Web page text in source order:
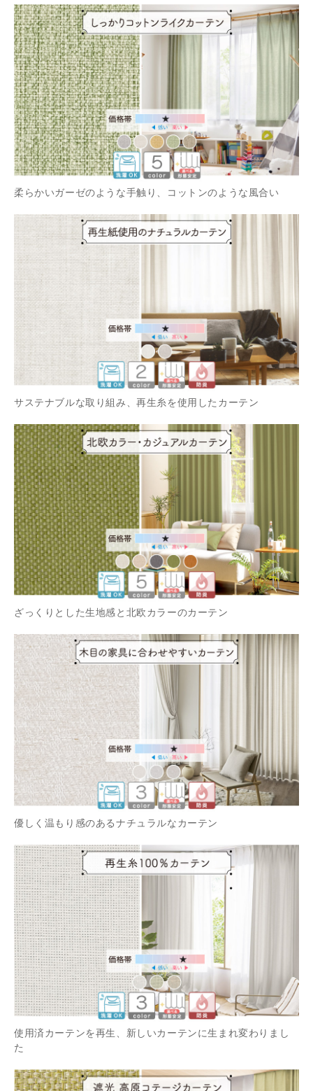
柔らかいガーゼのような手触り、コットンのような風合い
サステナブルな取り組み、再生糸を使用したカーテン
ざっくりとした生地感と北欧カラーのカーテン
優しく温もり感のあるナチュラルなカーテン
使用済カーテンを再生、新しいカーテンに生まれ変わりまし
た